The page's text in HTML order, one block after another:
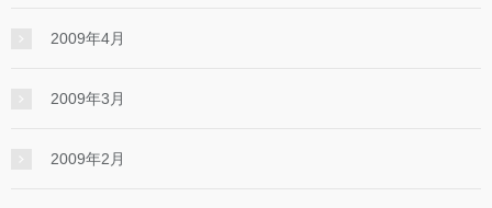
2009年4月
2009年3月
2009年2月